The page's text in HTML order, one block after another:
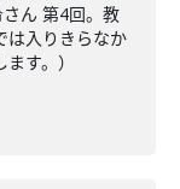
ん 第4回。教
は入りきらなか
す。）